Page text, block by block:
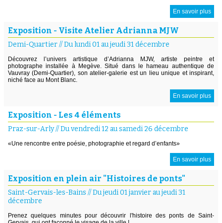
En savoir plus
Exposition - Visite Atelier Adrianna MJW
Demi-Quartier//Du lundi 01 au jeudi 31 décembre
Découvrez l’univers artistique d’Adrianna MJW, artiste peintre et
photographe installée à Megève. Situé dans le hameau authentique de
Vauvray (Demi-Quartier), son atelier-galerie est un lieu unique et inspirant,
niché face au Mont Blanc.
En savoir plus
Exposition - Les 4 éléments
Praz-sur-Arly//Du vendredi 12 au samedi 26 décembre
«Une rencontre entre poésie, photographie et regard d’enfants»
En savoir plus
Exposition en plein air "Histoires de ponts"
Saint-Gervais-les-Bains //Du jeudi 01 janvier au jeudi 31
décembre
Prenez quelques minutes pour découvrir l'histoire des ponts de Saint-